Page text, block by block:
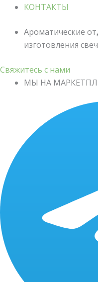
КОНТАКТЫ
Ароматические
изготовления
Свяжитесь с нами
МЫ НА